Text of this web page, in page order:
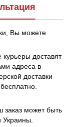
Вы можете
доставят
адреса в
доставки
заказ может быть
Украины.